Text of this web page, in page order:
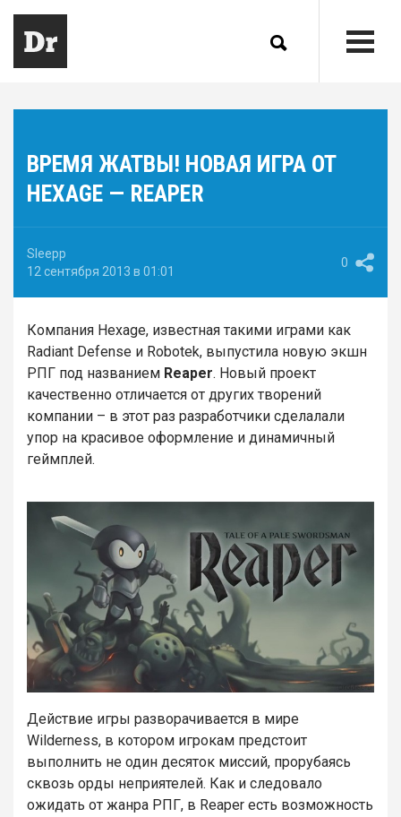
ВРЕМЯ ЖАТВЫ! НОВАЯ ИГРА ОТ
HEXAGE — REAPER
Sleepp
12 сентября 2013 в 01:01
0
Компания Hexage, известная такими играми как
Radiant Defense и Robotek, выпустила новую экшн
РПГ под названием Reaper. Новый проект
качественно отличается от других творений
компании – в этот раз разработчики сделалали
упор на красивое оформление и динамичный
геймплей.
Действие игры разворачивается в мире
Wilderness, в котором игрокам предстоит
выполнить не один десяток миссий, прорубаясь
сквозь орды неприятелей. Как и следовало
ожидать от жанра РПГ, в Reaper есть возможность